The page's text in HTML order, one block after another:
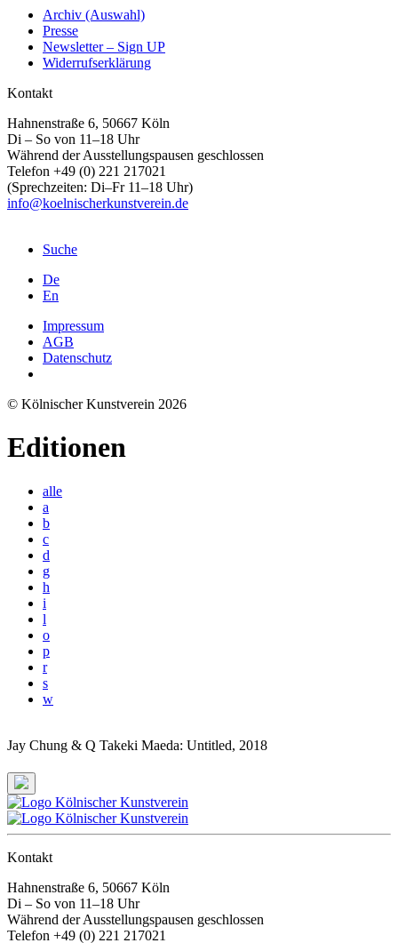
Archiv (Auswahl)
Presse
Newsletter – Sign UP
Widerrufserklärung
Kontakt
Hahnenstraße 6, 50667 Köln
Di – So von 11–18 Uhr
Während der Ausstellungspausen geschlossen
Telefon +49 (0) 221 217021
(Sprechzeiten: Di–Fr 11–18 Uhr)
info@koelnischerkunstverein.de
Suche
De
En
Impressum
AGB
Datenschutz
© Kölnischer Kunstverein 2026
Editionen
alle
a
b
c
d
g
h
i
l
o
p
r
s
w
Jay Chung & Q Takeki Maeda: Untitled, 2018
Kontakt
Hahnenstraße 6, 50667 Köln
Di – So von 11–18 Uhr
Während der Ausstellungspausen geschlossen
Telefon +49 (0) 221 217021